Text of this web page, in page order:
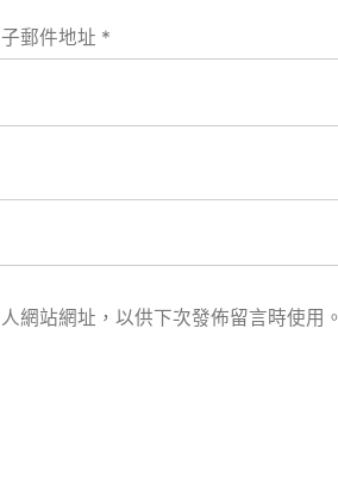
郵件地址 *
網站網址，以供下次發佈留言時使用。